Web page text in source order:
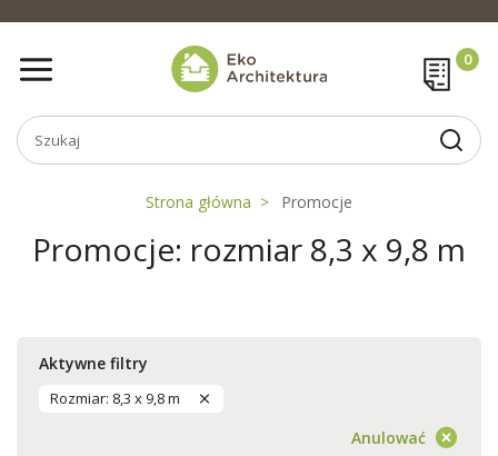
Strona główna Promocje
Promocje: rozmiar 8,3 x 9,8 m
Aktywne filtry
Rozmiar: 8,3 x 9,8 m
Anulować